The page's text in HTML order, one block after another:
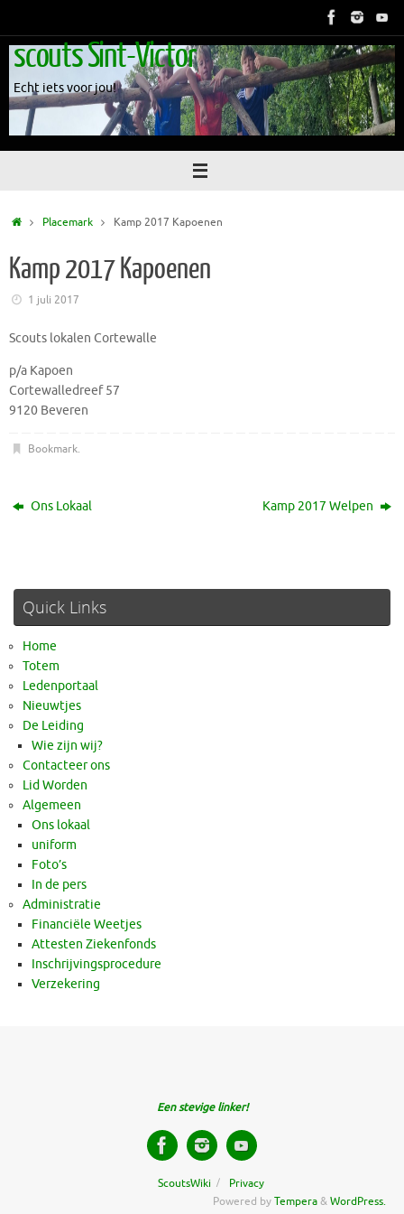
content
scouts Sint-Victor
Echt iets voor jou!
HomePlacemark Kamp 2017 Kapoenen
Kamp 2017 Kapoenen
1 juli 2017
Scouts lokalen Cortewalle
p/a Kapoen
Cortewalledreef 57
9120 Beveren
Bookmark.
Ons Lokaal Kamp 2017 Welpen
Quick Links
Home
Totem
Ledenportaal
Nieuwtjes
De Leiding
Wie zijn wij?
Contacteer ons
Lid Worden
Algemeen
Ons lokaal
uniform
Foto’s
In de pers
Administratie
Financiële Weetjes
Attesten Ziekenfonds
Inschrijvingsprocedure
Verzekering
Een stevige linker!
ScoutsWiki
Privacy
Powered byTempera&WordPress.